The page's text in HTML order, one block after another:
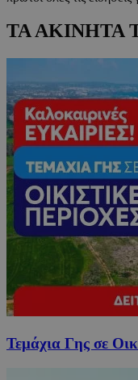
ΤΑ ΑΚΙΝΗΤΑ
Τεμάχια Γης σε